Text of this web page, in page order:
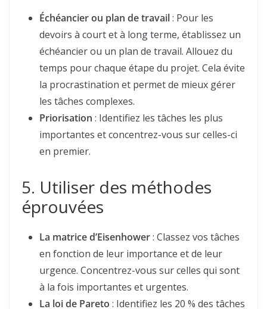
Échéancier ou plan de travail: Pour les
devoirs à court et à long terme, établissez un
échéancier ou un plan de travail. Allouez du
temps pour chaque étape du projet. Cela évite
la procrastination et permet de mieux gérer
les tâches complexes.
Priorisation : Identifiez les tâches les plus
importantes et concentrez-vous sur celles-ci
en premier.
5. Utiliser des méthodes
éprouvées
La matrice d’Eisenhower: Classez vos tâches
en fonction de leur importance et de leur
urgence. Concentrez-vous sur celles qui sont
à la fois importantes et urgentes.
La loi de Pareto : Identifiez les 20 % des tâches